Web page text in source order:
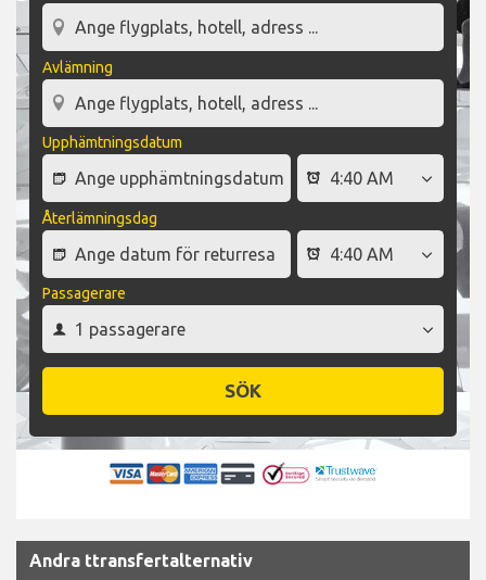
Avlämning
Upphämtningsdatum
Återlämningsdag
Passagerare
SÖK
Andra ttransfertalternativ